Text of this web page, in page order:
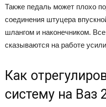
Также педаль может плохо
соединения штуцера
шлангом и наконечником.
сказываются на работе
Как
систему на Ваз